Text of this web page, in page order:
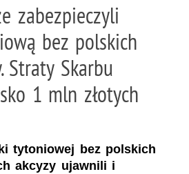
zabezpieczyli
bez polskich
Straty Skarbu
1 mln złotych
tytoniowej bez polskich
akcyzy ujawnili i